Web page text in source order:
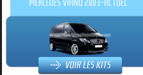
MERCEDES VIANO 2003-ACTUEL